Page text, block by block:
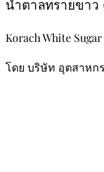
น้ำตาลทรายขาว
Korach White Sugar
โดย บริษัท อุตสาหก